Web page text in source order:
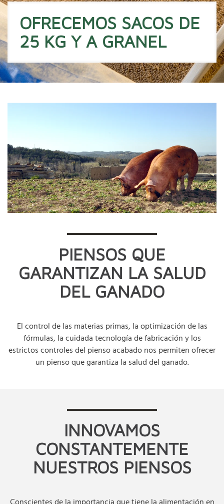
OFRECEMOS SACOS DE
25 KG Y A GRANEL
PIENSOS QUE
GARANTIZAN LA SALUD
DEL GANADO
El control de las materias primas, la optimización de las
fórmulas, la cuidada tecnología de fabricación y los
estrictos controles del pienso acabado nos permiten ofrecer
un pienso que garantiza la salud del ganado.
INNOVAMOS
CONSTANTEMENTE
NUESTROS PIENSOS